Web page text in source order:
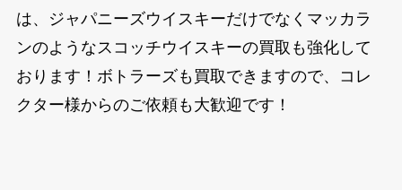
は、ジャパニーズウイスキーだけでなくマッカラ
ンのようなスコッチウイスキーの買取も強化して
おります！ボトラーズも買取できますので、コレ
クター様からのご依頼も大歓迎です！